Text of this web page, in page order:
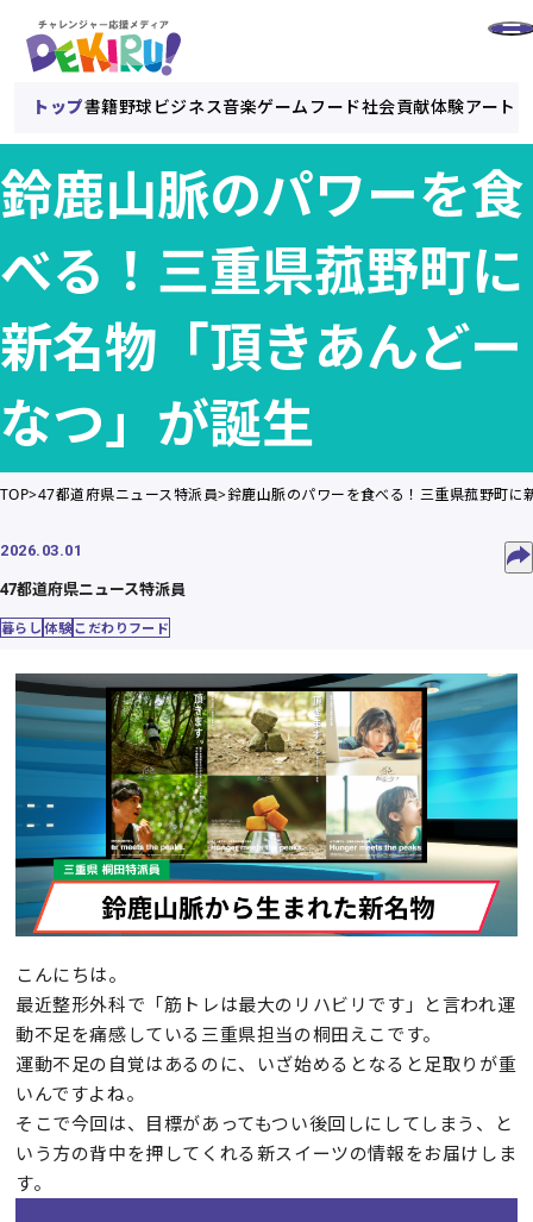
トップ書籍野球 ビジネス音楽ゲーム フード社会貢献体験アート
鈴鹿山脈のパワーを食
べる！三重県菰野町に
新名物「頂きあんどー
なつ」が誕生
TOP 47都道府県ニュース特派員 鈴鹿山脈のパワーを食べる！三重県菰野町に
2026.03.01
47都道府県ニュース特派員
暮らし 体験 こだわりフード
こんにちは。
最近整形外科で「筋トレは最大のリハビリです」と言われ運
動不足を痛感している三重県担当の桐田えこです。
運動不足の自覚はあるのに、いざ始めるとなると足取りが重
いんですよね。
そこで今回は、目標があってもつい後回しにしてしまう、と
いう方の背中を押してくれる新スイーツの情報をお届けしま
す。